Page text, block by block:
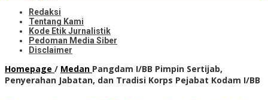
Redaksi
Tentang Kami
Kode Etik Jurnalistik
Pedoman Media Siber
Disclaimer
Homepage / Medan Pangdam I/BB Pimpin Sertijab,
Penyerahan Jabatan, dan Tradisi Korps Pejabat Kodam I/BB